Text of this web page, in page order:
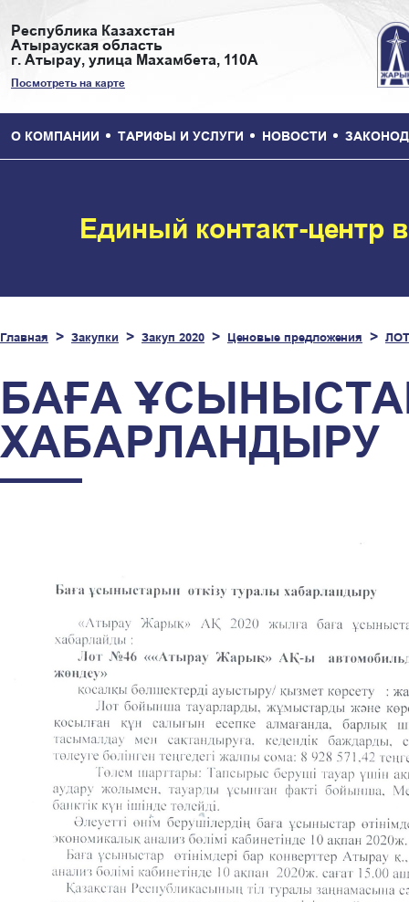
Республика Казахстан
Атырауская область
г. Атырау, улица Махамбета, 110А
Посмотреть на карте
О КОМПАНИИ ТАРИФЫ И УСЛУГИ НОВОСТИ
Единый контакт-центр
Главная Закупки Закуп 2020 Ценовые предложения
БАҒА
ХАБАРЛАНДЫРУ